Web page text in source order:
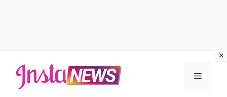
contenuto
Menu